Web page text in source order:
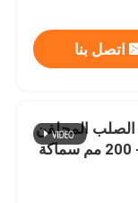
اتصل بنا
الصلب المجلفن